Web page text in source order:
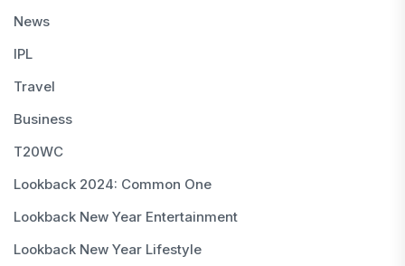
News
IPL
Travel
Business
T20WC
Lookback 2024: Common One
Lookback New Year Entertainment
Lookback New Year Lifestyle